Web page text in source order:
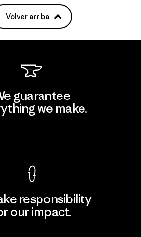
Volver arriba
guarantee
we make.
responsibility
our impact.